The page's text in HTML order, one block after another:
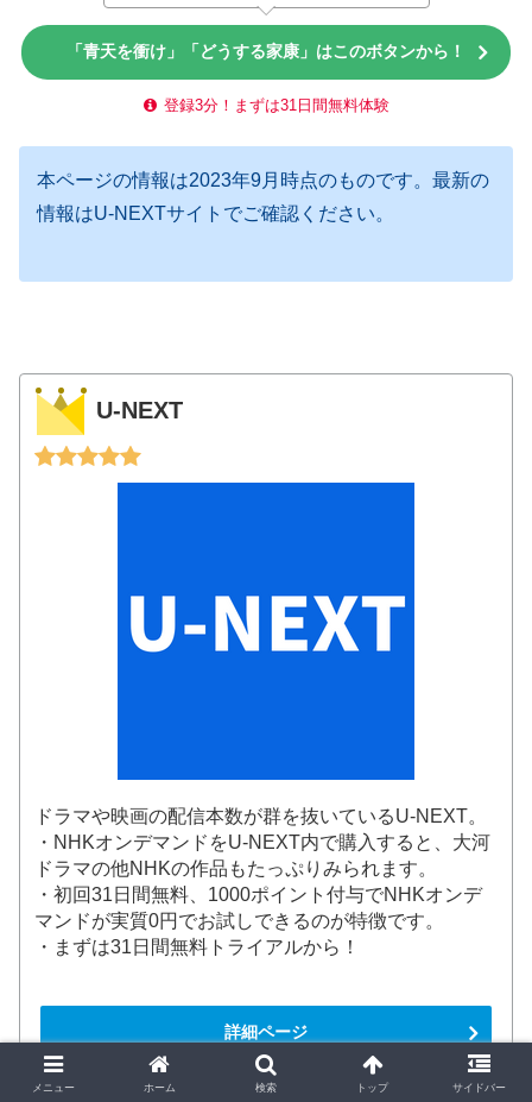
「青天を衝け」「どうする家康」はこのボタンから！
登録3分！まずは31日間無料体験
本ページの情報は2023年9月時点のものです。最新の
情報はU-NEXTサイトでご確認ください。
U-NEXT
ドラマや映画の配信本数が群を抜いているU-NEXT。
・NHKオンデマンドをU-NEXT内で購入すると、大河
ドラマの他NHKの作品もたっぷりみられます。
・初回31日間無料、1000ポイント付与でNHKオンデ
マンドが実質0円でお試しできるのが特徴です。
・まずは31日間無料トライアルから！
詳細ページ
メニュー ホーム 検索 トップ サイドバー